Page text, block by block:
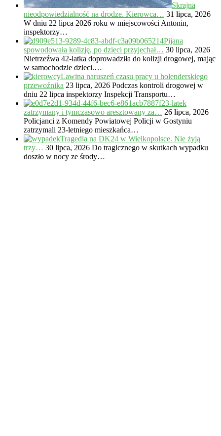
Skrajna
nieodpowiedzialność na drodze. Kierowca… 31 lipca, 2026
W dniu 22 lipca 2026 roku w miejscowości Antonin,
inspektorzy…
Pijana
spowodowała kolizję, po dzieci przyjechał… 30 lipca, 2026
Nietrzeźwa 42-latka doprowadziła do kolizji drogowej, mając
w samochodzie dzieci.…
Lawina naruszeń czasu pracy u holenderskiego
przewoźnika 23 lipca, 2026 Podczas kontroli drogowej w
dniu 22 lipca inspektorzy Inspekcji Transportu…
23-latek
zatrzymany i tymczasowo aresztowany za… 26 lipca, 2026
Policjanci z Komendy Powiatowej Policji w Gostyniu
zatrzymali 23-letniego mieszkańca…
Tragedia na DK24 w Wielkopolsce. Nie żyją
trzy… 30 lipca, 2026 Do tragicznego w skutkach wypadku
doszło w nocy ze środy…